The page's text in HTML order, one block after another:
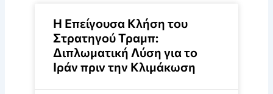
Η Επείγουσα Κλήση του
Στρατηγού Τραμπ:
Διπλωματική Λύση για το
Ιράν πριν την Κλιμάκωση